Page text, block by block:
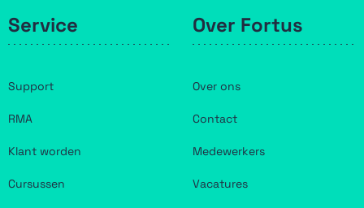
Service
Support
RMA
Klant worden
Cursussen
Over Fortus
Over ons
Contact
Medewerkers
Vacatures